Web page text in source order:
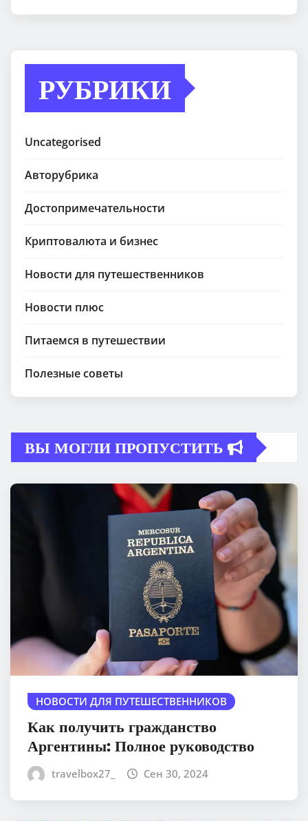
РУБРИКИ
Uncategorised
Авторубрика
Достопримечательности
Криптовалюта и бизнес
Новости для путешественников
Новости плюс
Питаемся в путешествии
Полезные советы
ВЫ МОГЛИ ПРОПУСТИТЬ
НОВОСТИ ДЛЯ ПУТЕШЕСТВЕННИКОВ
Как получить гражданство
Аргентины: Полное руководство
travelbox27_ Сен 30, 2024